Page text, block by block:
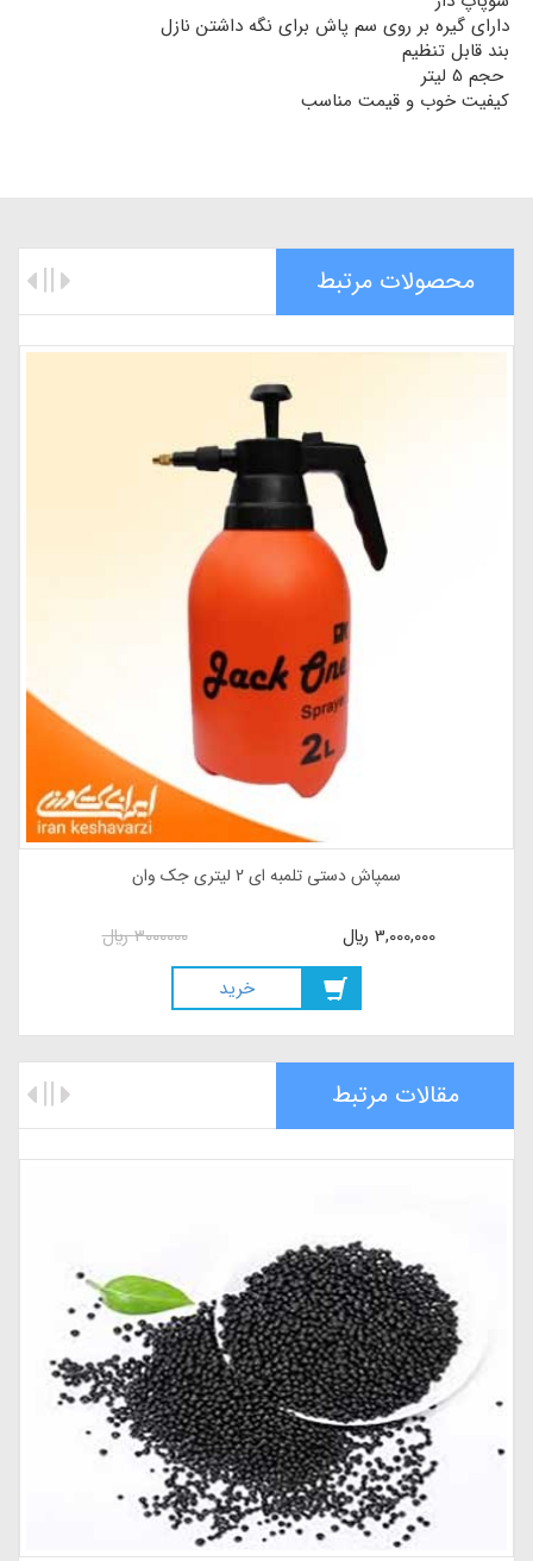
دارای گیره بر روی سم پاش برای نگه داشتن نازل
بند قابل تنظیم
حجم 5 لیتر
کیفیت خوب و قیمت مناسب
محصولات مرتبط
سمپاش دستی تلمبه ای 2 لیتری جک وان
3000000ريال 3,000,000 ريال
خريد
مقالات مرتبط